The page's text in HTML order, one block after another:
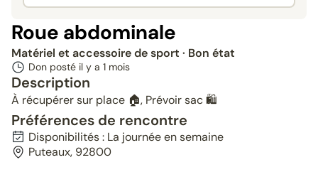
Roue abdominale
Matériel et accessoire de sport · Bon état
Don posté il y a 1 mois
Description
À récupérer sur place 🏠, Prévoir sac 🛍️
Préférences de rencontre
Disponibilités : La journée en semaine
Puteaux, 92800